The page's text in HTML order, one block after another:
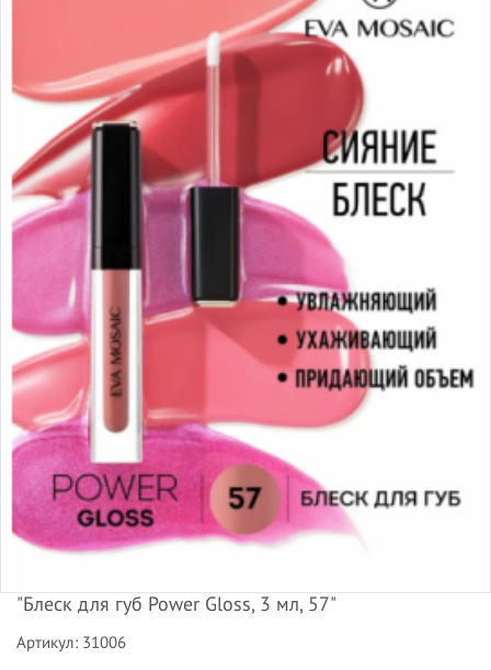
"Блеск для губ Power Gloss, 3 мл, 57"
Артикул: 31006